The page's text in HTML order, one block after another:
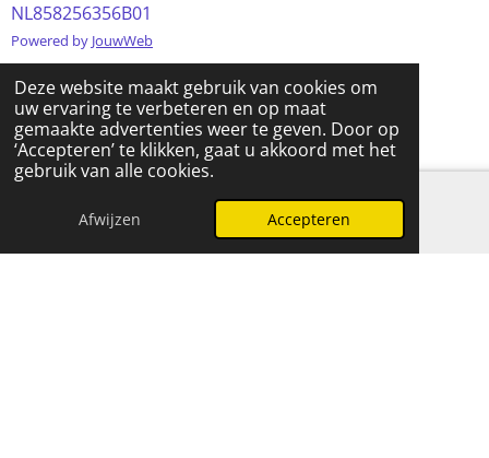
Deze website maakt gebruik van cookies om
uw ervaring te verbeteren en op maat
gemaakte advertenties weer te geven. Door op
‘Accepteren’ te klikken, gaat u akkoord met het
gebruik van alle cookies.
Afwijzen Accepteren
NL858256356B01
Powered by JouwWeb
E-mailadres